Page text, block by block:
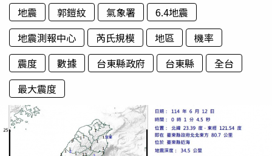
地震 郭鎧紋 氣象署
6.4地震
地震測報中心
芮氏規模 地區
機率
震度
數據 台東縣政府 台東縣
全台
最大震度